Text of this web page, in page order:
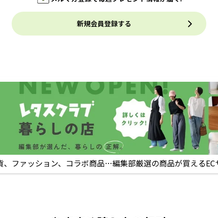
新規会員登録する
、ファッション、コラボ商品…編集部厳選の商品が買えるEC